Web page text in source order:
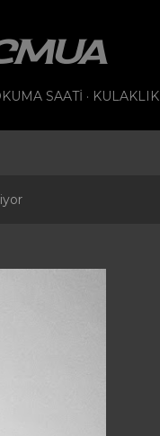
SAATI KULAKLIK